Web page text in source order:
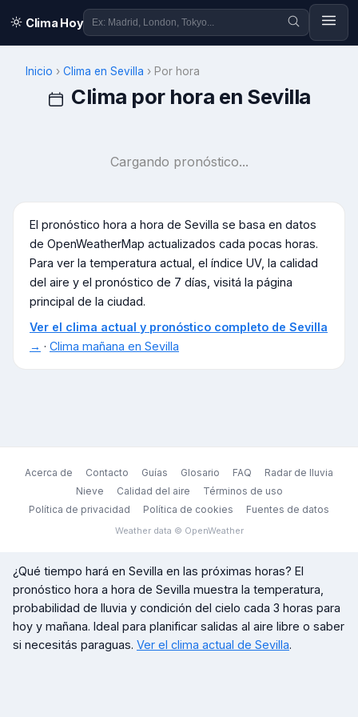
Clima Hoy
Inicio › Clima en Sevilla › Por hora
Clima por hora en Sevilla
Cargando pronóstico...
El pronóstico hora a hora de Sevilla se basa en datos
de OpenWeatherMap actualizados cada pocas horas.
Para ver la temperatura actual, el índice UV, la calidad
del aire y el pronóstico de 7 días, visitá la página
principal de la ciudad.
Ver el clima actual y pronóstico completo de Sevilla
→ · Clima mañana en Sevilla
Acerca de Contacto Guías Glosario FAQ
Radar de lluvia
Nieve
Calidad del aire
Términos de uso
Política de privacidad
Política de cookies Fuentes de datos
Weather data © OpenWeather
¿Qué tiempo hará en Sevilla en las próximas horas? El
pronóstico hora a hora de Sevilla muestra la temperatura,
probabilidad de lluvia y condición del cielo cada 3 horas para
hoy y mañana. Ideal para planificar salidas al aire libre o saber
si necesitás paraguas. Ver el clima actual de Sevilla.